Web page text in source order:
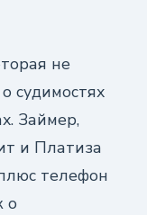
не
судимостях
Займер,
и Платиза
телефон
о